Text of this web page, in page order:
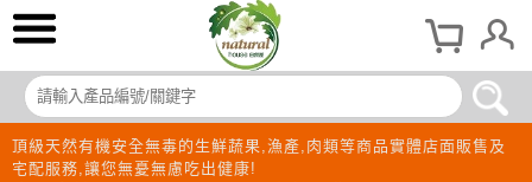
頂級天然有機安全無毒的生鮮蔬果,漁產,肉類等商品實體店面販售及
宅配服務,讓您無憂無慮吃出健康!